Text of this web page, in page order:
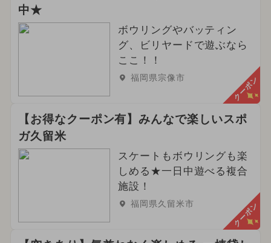
中★
ボウリングやバッティン
グ、ビリヤードで遊ぶなら
ここ！！
福岡県宗像市 クーポン
【お得なクーポン有】みんなで楽しいスポ
ガ久留米
スケートもボウリングも楽
しめる★一日中遊べる複合
施設！
福岡県久留米市 クーポン